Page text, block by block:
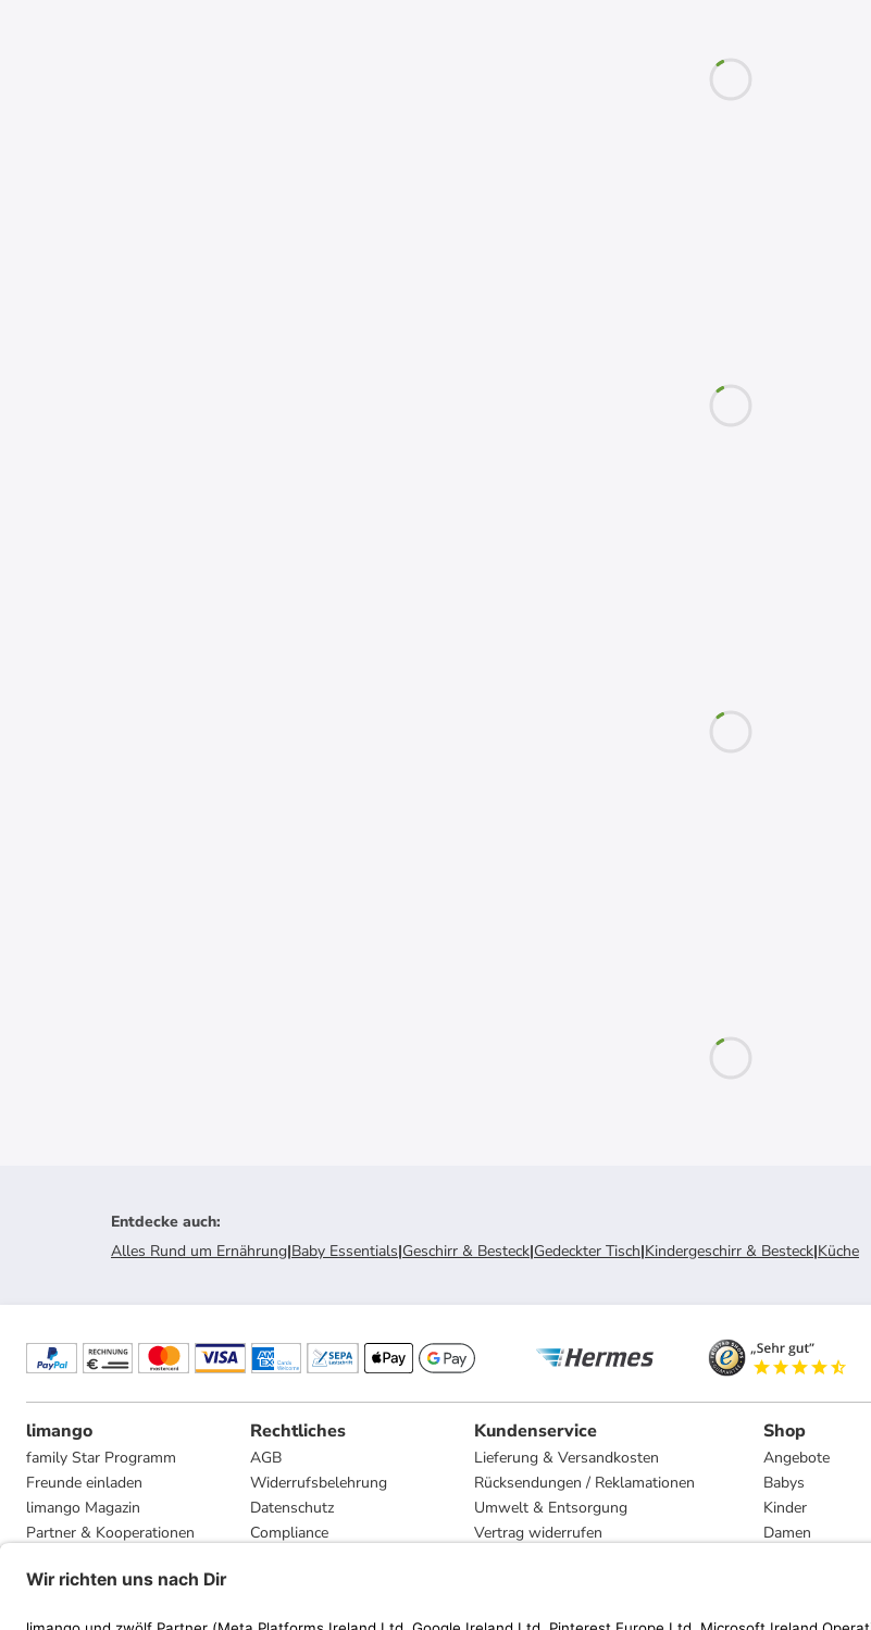
Entdecke auch:
Alles Rund um Ernährung|Baby Essentials|Geschirr & Besteck|Gedeckter Tisch|Kindergeschirr & Besteck|Küche
limango
family Star Programm
Freunde einladen
limango Magazin
Partner & Kooperationen
Presse
Rechtliches
AGB
Widerrufsbelehrung
Datenschutz
Compliance
Kundenservice
Lieferung & Versandkosten
Rücksendungen / Reklamationen
Umwelt & Entsorgung
Vertrag widerrufen
Shop
Angebote
Babys
Kinder
Damen